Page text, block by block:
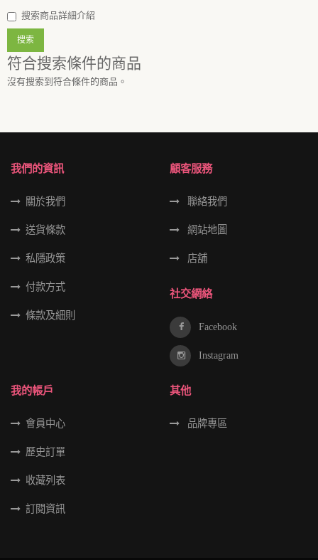
搜索商品詳細介紹
符合搜索條件的商品
沒有搜索到符合條件的商品。
我們的資訊
關於我們
送貨條款
私隱政策
付款方式
條款及細則
顧客服務
聯絡我們
網站地圖
店舖
社交網絡
Facebook
Instagram
我的帳戶
會員中心
歷史訂單
收藏列表
訂閱資訊
其他
品牌專區